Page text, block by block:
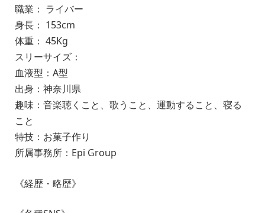
職業： ライバー
身長： 153cm
体重： 45Kg
スリーサイズ：
血液型：A型
出身：神奈川県
趣味：音楽聴くこと、歌うこと、運動すること、寝る
こと
特技：お菓子作り
所属事務所：Epi Group
《経歴・略歴》